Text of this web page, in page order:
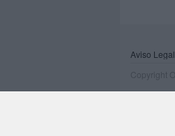
Aviso Legal